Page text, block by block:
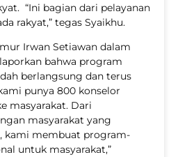
“Ini bagian dari pelayanan
rakyat,” tegas Syaikhu.
Irwan Setiawan dalam
bahwa program
berlangsung dan terus
punya 800 konselor
masyarakat. Dari
masyarakat yang
kami membuat program-
untuk masyarakat,”